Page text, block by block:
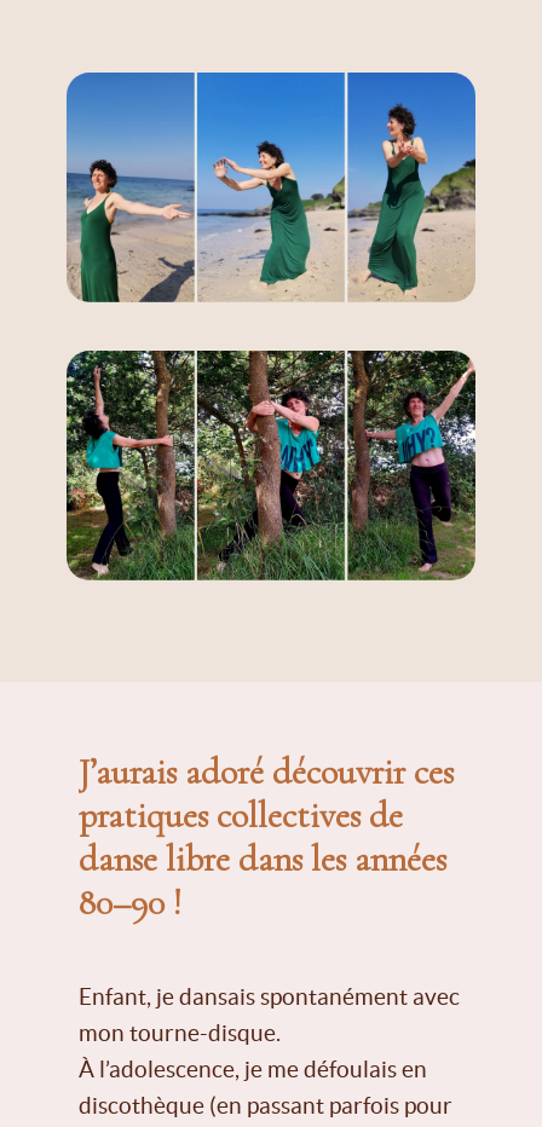
J’aurais adoré découvrir ces
pratiques collectives de
danse libre dans les années
80–90 !
Enfant, je dansais spontanément avec
mon tourne-disque.
À l’adolescence, je me défoulais en
discothèque (en passant parfois pour